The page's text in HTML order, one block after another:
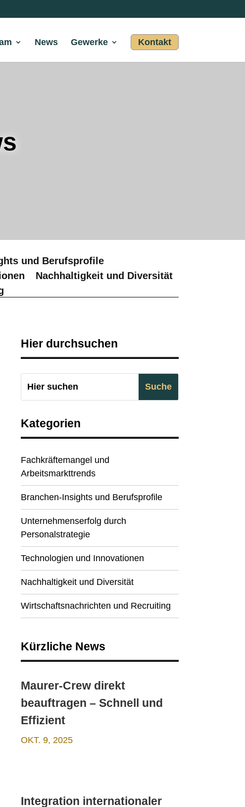
News Gewerke Kontakt
und Berufsprofile
Nachhaltigkeit und Diversität
Hier durchsuchen
Kategorien
Fachkräftemangel und
Arbeitsmarkttrends
Branchen-Insights und Berufsprofile
Unternehmenserfolg durch
Personalstrategie
Technologien und Innovationen
Nachhaltigkeit und Diversität
Wirtschaftsnachrichten und Recruiting
Kürzliche News
Maurer-Crew direkt
beauftragen – Schnell und
Effizient
OKT. 9, 2025
Integration internationaler